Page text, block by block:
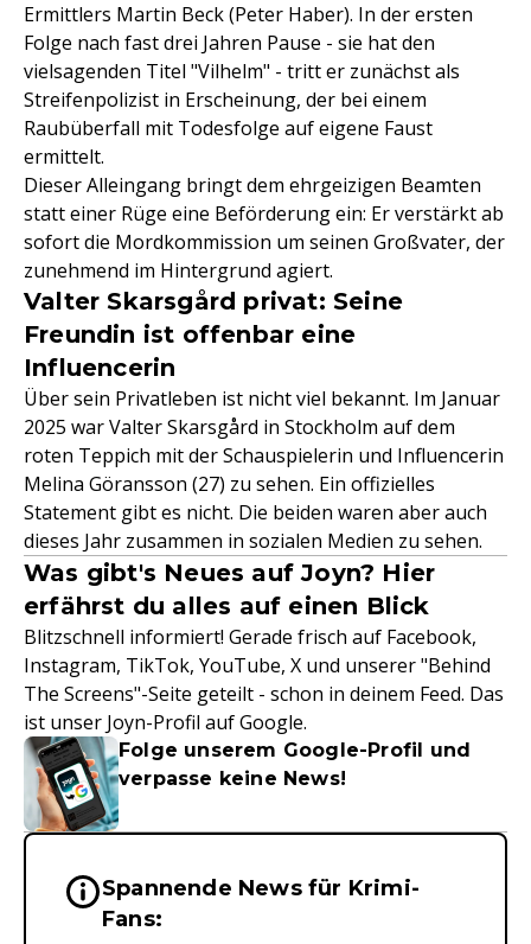
Ermittlers Martin Beck (Peter Haber). In der ersten
Folge nach fast drei Jahren Pause - sie hat den
vielsagenden Titel "Vilhelm" - tritt er zunächst als
Streifenpolizist in Erscheinung, der bei einem
Raubüberfall mit Todesfolge auf eigene Faust
ermittelt.
Dieser Alleingang bringt dem ehrgeizigen Beamten
statt einer Rüge eine Beförderung ein: Er verstärkt ab
sofort die Mordkommission um seinen Großvater, der
zunehmend im Hintergrund agiert.
Valter Skarsgård privat: Seine
Freundin ist offenbar eine
Influencerin
Über sein Privatleben ist nicht viel bekannt. Im Januar
2025 war Valter Skarsgård in Stockholm auf dem
roten Teppich mit der Schauspielerin und Influencerin
Melina Göransson (27) zu sehen. Ein offizielles
Statement gibt es nicht. Die beiden waren aber auch
dieses Jahr zusammen in sozialen Medien zu sehen.
Was gibt's Neues auf Joyn? Hier
erfährst du alles auf einen Blick
Blitzschnell informiert! Gerade frisch auf Facebook,
Instagram, TikTok, YouTube, X und unserer "Behind
The Screens"-Seite geteilt - schon in deinem Feed. Das
ist unser Joyn-Profil auf Google.
Folge unserem Google-Profil und
verpasse keine News!
Wichtige Hinweise &
Spannende News für Krimi-
Fans: